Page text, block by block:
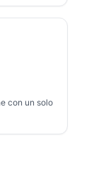
con un solo